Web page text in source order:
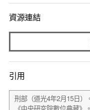
資源連結
引用